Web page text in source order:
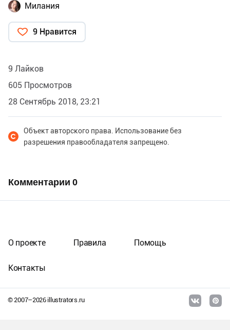
Милания
9 Нравится
9 Лайков
605 Просмотров
28 Сентябрь 2018, 23:21
Объект авторского права. Использование без
разрешения правообладателя запрещено.
Комментарии 0
© 2007–2026illustrators.ru
О проекте Правила Помощь
Контакты